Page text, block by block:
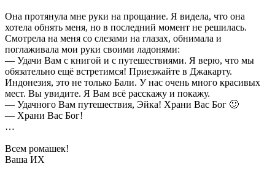
Она протянула мне руки на прощание. Я видела, что она
хотела обнять меня, но в последний момент не решилась.
Смотрела на меня со слезами на глазах, обнимала и
поглаживала мои руки своими ладонями:
— Удачи Вам с книгой и с путешествиями. Я верю, что мы
обязательно ещё встретимся! Приезжайте в Джакарту.
Индонезия, это не только Бали. У нас очень много красивых
мест. Вы увидите. Я Вам всё расскажу и покажу.
— Удачного Вам путешествия, Эйка! Храни Вас Бог 🙂
— Храни Вас Бог!
…
Всем ромашек!
Ваша ИХ